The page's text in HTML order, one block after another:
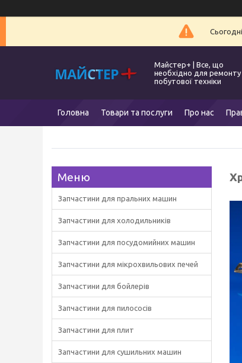
Майстер+ | Все, що
необхідно для ремонту
побутової техніки
Головна Товари та послуги Про нас
Запчастини для пральних машин
Запчастини для холодильників
Запчастини для посудомийних машин
Запчастини для мікрохвильових печей
Запчастини для бойлерів
Запчастини для пилососів
Запчастини для плит
Запчастини для сушильних машин